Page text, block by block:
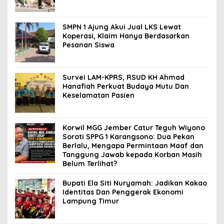
SMPN 1 Ajung Akui Jual LKS Lewat
Koperasi, Klaim Hanya Berdasarkan
Pesanan Siswa
Survei LAM-KPRS, RSUD KH Ahmad
Hanafiah Perkuat Budaya Mutu Dan
Keselamatan Pasien
Korwil MGG Jember Catur Teguh Wiyono
Soroti SPPG 1 Karangsono: Dua Pekan
Berlalu, Mengapa Permintaan Maaf dan
Tanggung Jawab kepada Korban Masih
Belum Terlihat?
Bupati Ela Siti Nuryamah: Jadikan Kakao
Identitas Dan Penggerak Ekonomi
Lampung Timur